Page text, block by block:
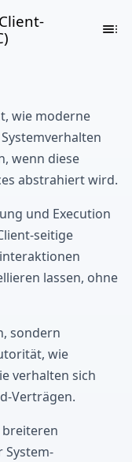
wie moderne
wenn diese
abstrahiert wird.
und Execution
seitige
lassen, ohne
sondern
wie
verhalten sich
Verträgen.
breiteren
System-